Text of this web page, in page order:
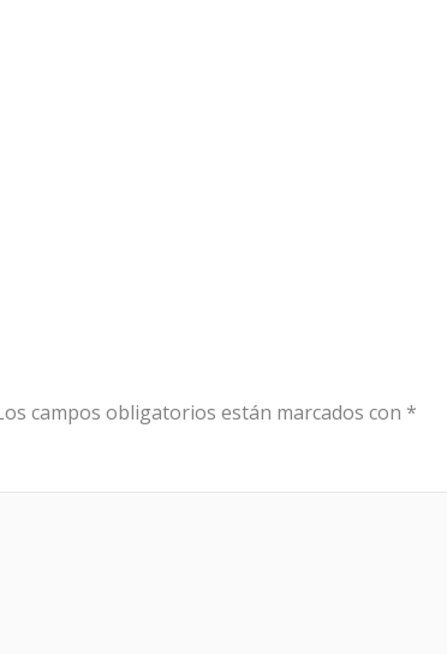
campos obligatorios están marcados con *